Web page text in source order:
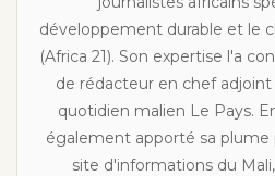
développement durable et le
(Africa 21). Son expertise l'a
de rédacteur en chef
quotidien malien Le Pays.
également apporté sa plume
site d'informations du